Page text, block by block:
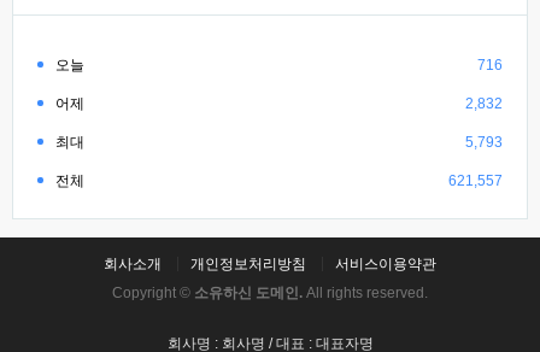
오늘 716
어제 2,832
최대 5,793
전체 621,557
회사소개 개인정보처리방침
서비스이용약관
Copyright © 소유하신 도메인. All rights reserved.
회사명 : 회사명 / 대표 : 대표자명